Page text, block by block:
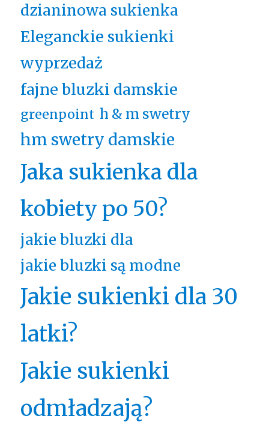
dzianinowa sukienka
Eleganckie sukienki
wyprzedaż
fajne bluzki damskie
greenpoint h & m swetry
hm swetry damskie
Jaka sukienka dla
kobiety po 50?
jakie bluzki dla
jakie bluzki są modne
Jakie sukienki dla 30
latki?
Jakie sukienki
odmładzają?